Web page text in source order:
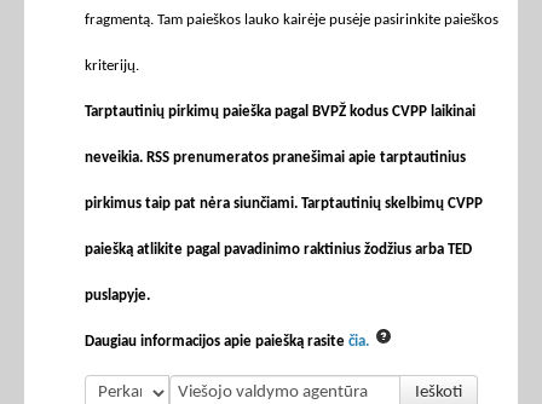
fragmentą. Tam paieškos lauko kairėje pusėje pasirinkite paieškos
kriterijų.
Tarptautinių pirkimų paieška pagal BVPŽ kodus CVPP laikinai
neveikia. RSS prenumeratos pranešimai apie tarptautinius
pirkimus taip pat nėra siunčiami. Tarptautinių skelbimų CVPP
paiešką atlikite pagal pavadinimo raktinius žodžius arba TED
puslapyje.
Daugiau informacijos apie paiešką rasite čia.
Ieškoti